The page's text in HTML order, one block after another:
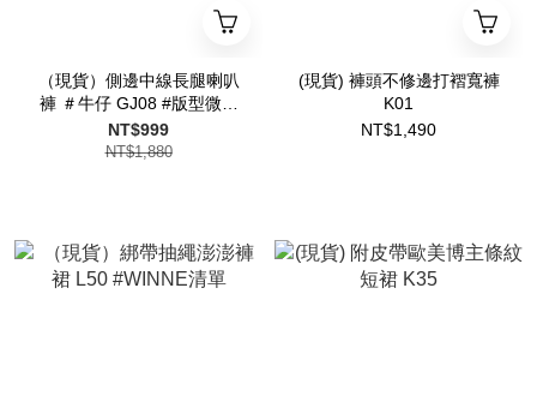
（現貨）側邊中線長腿喇叭
褲 ＃牛仔 GJ08 #版型微偏
大
NT$999
NT$1,880
(現貨) 褲頭不修邊打褶寬褲
K01
NT$1,490